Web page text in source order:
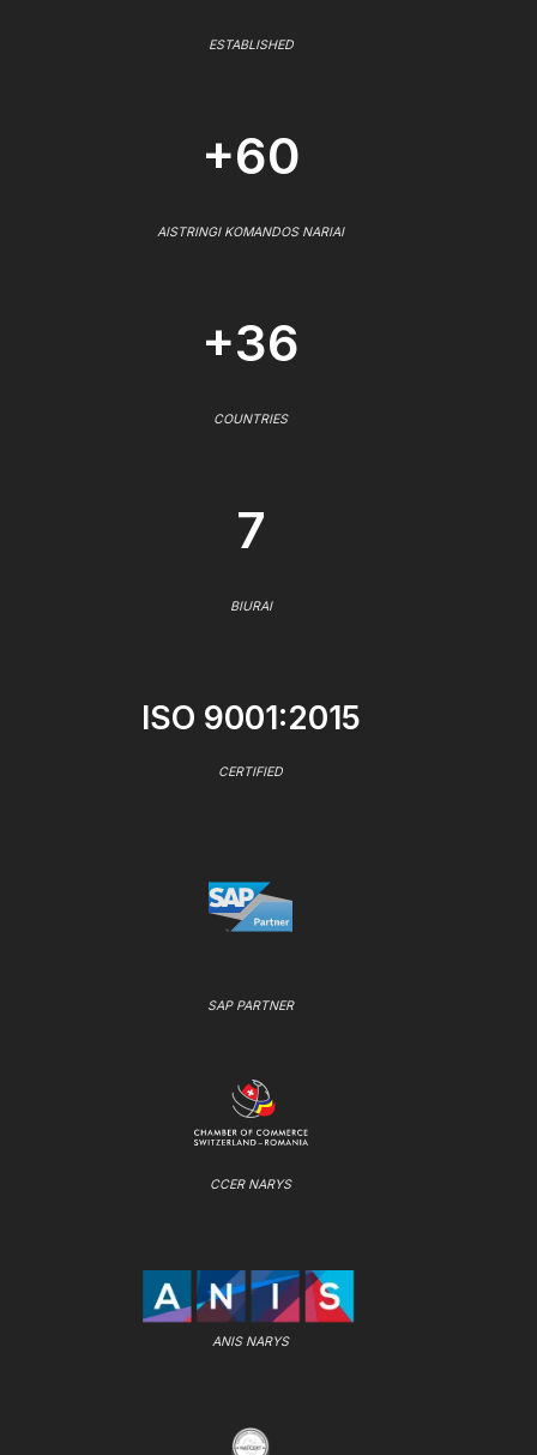
ESTABLISHED
+60
AISTRINGI KOMANDOS NARIAI
+36
COUNTRIES
7
BIURAI
ISO 9001:2015
CERTIFIED
SAP PARTNER
CCER NARYS
ANIS NARYS